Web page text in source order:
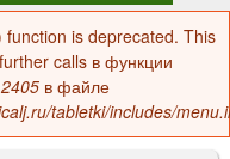
function is deprecated. This
calls в функции
2405 в файле
tabletki/includes/